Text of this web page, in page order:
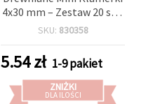
4x30 mm – Zestaw 20 szt.
– Idealne do Kreatywnych
Ekspozycji Zdjęć i
Pakowania Prezentów
SKU: 830358
5.54zł 1-9 pakiet
ZNIŻKI
DLA ILOŚCI